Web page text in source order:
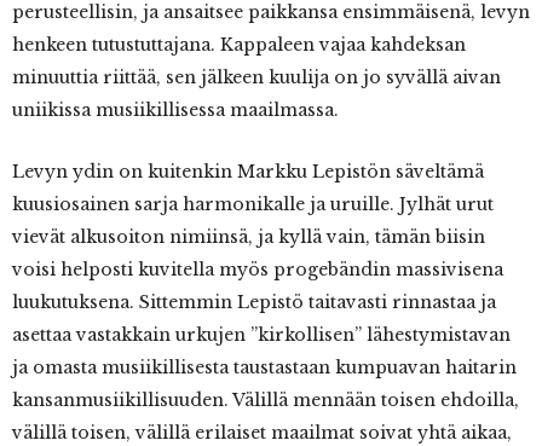
perusteellisin, ja ansaitsee paikkansa ensimmäisenä, levyn
henkeen tutustuttajana. Kappaleen vajaa kahdeksan
minuuttia riittää, sen jälkeen kuulija on jo syvällä aivan
uniikissa musiikillisessa maailmassa.
Levyn ydin on kuitenkin Markku Lepistön säveltämä
kuusiosainen sarja harmonikalle ja uruille. Jylhät urut
vievät alkusoiton nimiinsä, ja kyllä vain, tämän biisin
voisi helposti kuvitella myös progebändin massivisena
luukutuksena. Sittemmin Lepistö taitavasti rinnastaa ja
asettaa vastakkain urkujen ”kirkollisen” lähestymistavan
ja omasta musiikillisesta taustastaan kumpuavan haitarin
kansanmusiikillisuuden. Välillä mennään toisen ehdoilla,
välillä toisen, välillä erilaiset maailmat soivat yhtä aikaa,